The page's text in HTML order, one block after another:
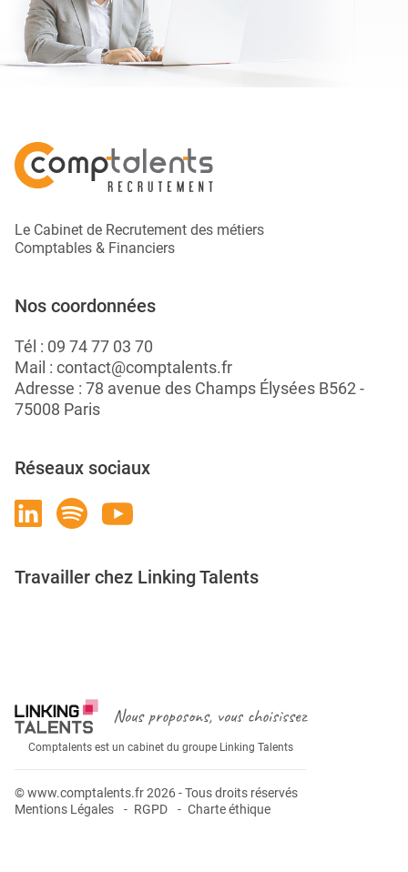
Le Cabinet de Recrutement des métiers
Comptables & Financiers
Nos coordonnées
Tél : 09 74 77 03 70
Mail : contact@comptalents.fr
Adresse : 78 avenue des Champs Élysées B562 -
75008 Paris
Réseaux sociaux
Travailler chez Linking Talents
Nous proposons, vous choisissez
Comptalents est un cabinet du groupe Linking Talents
© www.comptalents.fr 2026 - Tous droits réservés
Mentions Légales
RGPD Charte éthique